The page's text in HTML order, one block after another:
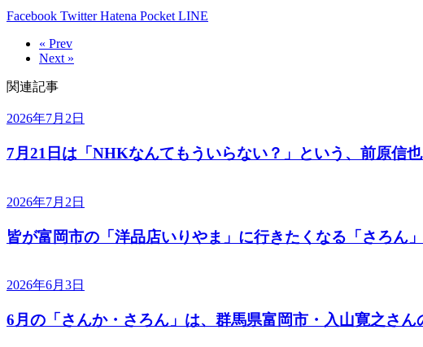
Facebook TwitterHatena Pocket LINE
« Prev
Next »
関連記事
2026年7月2日
7月21日は「NHKなんてもういらない？」という、前原信
2026年7月2日
皆が富岡市の「洋品店いりやま」に行きたくなる「さろん」
2026年6月3日
6月の「さんか・さろん」は、群馬県富岡市・入山寛之さん